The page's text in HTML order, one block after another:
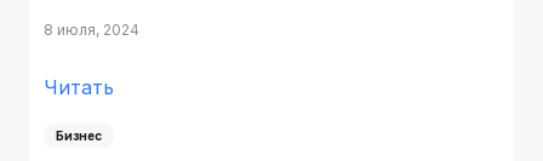
8 июля, 2024
Читать
Бизнес